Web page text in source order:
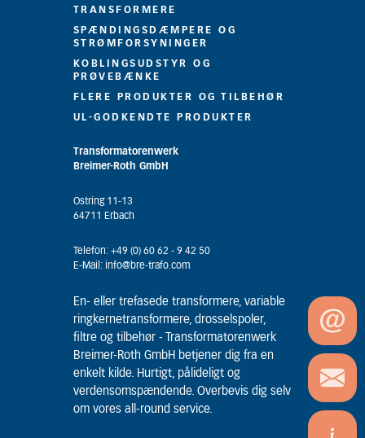
TRANSFORMERE
SPÆNDINGSDÆMPERE OG
STRØMFORSYNINGER
KOBLINGSUDSTYR OG
PRØVEBÆNKE
FLERE PRODUKTER OG TILBEHØR
UL-GODKENDTE PRODUKTER
Transformatorenwerk
Breimer-Roth GmbH
Ostring 11-13
64711 Erbach
Telefon: +49 (0) 60 62 - 9 42 50
E-Mail: info@bre-trafo.com
En- eller trefasede transformere, variable
ringkernetransformere, drosselspoler,
filtre og tilbehør - Transformatorenwerk
Breimer-Roth GmbH betjener dig fra en
enkelt kilde. Hurtigt, pålideligt og
verdensomspændende. Overbevis dig selv
om vores all-round service.